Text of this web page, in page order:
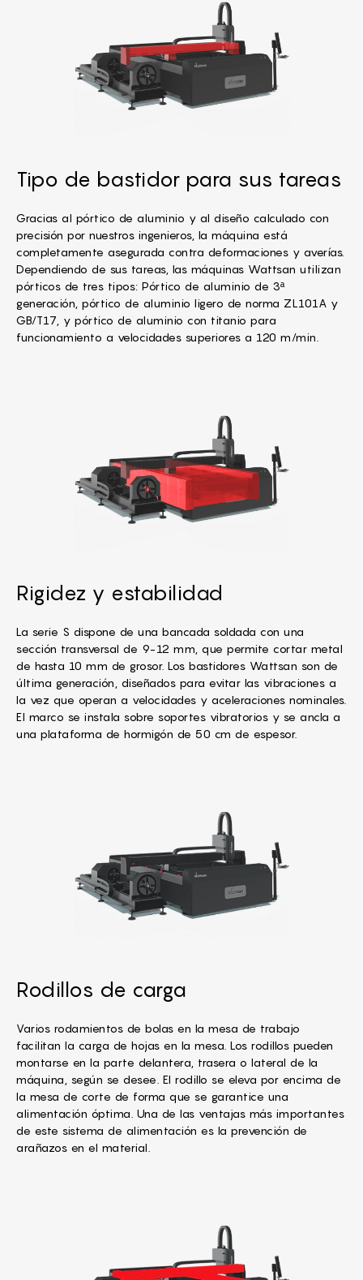
Tipo de bastidor para sus tareas
Gracias al pórtico de aluminio y al diseño calculado con
precisión por nuestros ingenieros, la máquina está
completamente asegurada contra deformaciones y averías.
Dependiendo de sus tareas, las máquinas Wattsan utilizan
pórticos de tres tipos: Pórtico de aluminio de 3ª
generación, pórtico de aluminio ligero de norma ZL101A y
GB/T17, y pórtico de aluminio con titanio para
funcionamiento a velocidades superiores a 120 m/min.
Rigidez y estabilidad
La serie S dispone de una bancada soldada con una
sección transversal de 9-12 mm, que permite cortar metal
de hasta 10 mm de grosor. Los bastidores Wattsan son de
última generación, diseñados para evitar las vibraciones a
la vez que operan a velocidades y aceleraciones nominales.
El marco se instala sobre soportes vibratorios y se ancla a
una plataforma de hormigón de 50 cm de espesor.
Rodillos de carga
Varios rodamientos de bolas en la mesa de trabajo
facilitan la carga de hojas en la mesa. Los rodillos pueden
montarse en la parte delantera, trasera o lateral de la
máquina, según se desee. El rodillo se eleva por encima de
la mesa de corte de forma que se garantice una
alimentación óptima. Una de las ventajas más importantes
de este sistema de alimentación es la prevención de
arañazos en el material.